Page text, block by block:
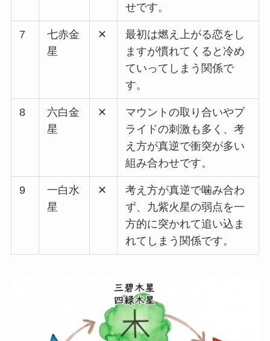
せです。
7
七赤金
星
✕
最初は燃え上がる恋をし
ますが慣れてくると冷め
ていってしまう関係で
す。
8
六白金
星
✕
マウントの取り合いやプ
ライドの刺激も多く、考
え方が真逆で衝突が多い
組み合わせです。
9
一白水
星
✕
考え方が真逆で噛み合わ
ず、九紫火星の弱点を一
方的に突かれて追い込ま
れてしまう関係です。